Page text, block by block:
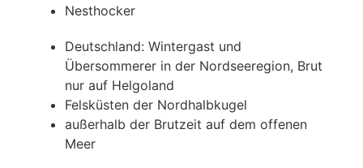
Nesthocker
Deutschland: Wintergast und
Übersommerer in der Nordseeregion, Brut
nur auf Helgoland
Felsküsten der Nordhalbkugel
außerhalb der Brutzeit auf dem offenen
Meer